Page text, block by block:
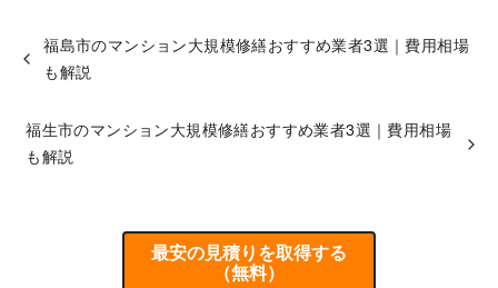
福島市のマンション大規模修繕おすすめ業者3選｜費用相場
も解説
福生市のマンション大規模修繕おすすめ業者3選｜費用相場
も解説
最安の見積りを取得する
（無料）